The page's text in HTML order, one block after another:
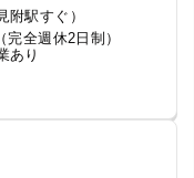
附駅すぐ）
全週休2日制）
あり